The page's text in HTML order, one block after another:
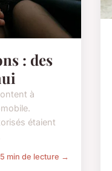
: des
à
étaient
5 min de lecture →